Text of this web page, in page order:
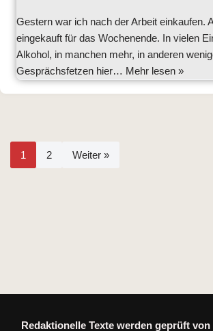
Gestern war ich nach der Arbeit einkaufen.
eingekauft für das Wochenende. In vielen
Alkohol, in manchen mehr, in anderen
Gesprächsfetzen hier… Mehr lesen »
1 2 Weiter »
Redaktionelle Texte werden geprüft